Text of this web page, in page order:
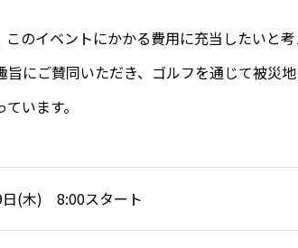
のイベントにかかる費用に充当したいと
にご賛同いただき、ゴルフを通じて被災
います。
日(木) 8:00スタート